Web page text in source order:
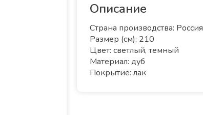
Описание
Страна производства: Россия
Размер (см): 210
Цвет: светлый, темный
Материал: дуб
Покрытие: лак